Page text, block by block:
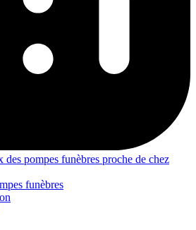
pompes funèbres proche de chez
funèbres